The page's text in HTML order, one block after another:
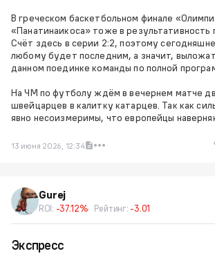
В греческом баскетбольном финале
«Панатинаикоса» тоже в результативность
Счёт здесь в серии 2:2, поэтому
любому будет последним, а значит,
данном поединке команды по полной
На ЧМ по футболу ждём в вечернем матче
швейцарцев в калитку катарцев. Так как
явно несоизмеримы, что европейцы
13 июня 2026, 12:34
Gurej
ROI: -37.12% Рейтинг: -3.01
Экспресс